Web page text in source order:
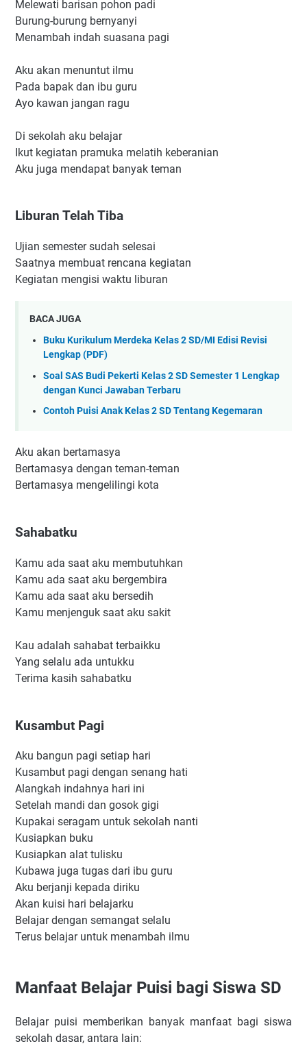
Melewati barisan pohon padi
Burung-burung bernyanyi
Menambah indah suasana pagi
Aku akan menuntut ilmu
Pada bapak dan ibu guru
Ayo kawan jangan ragu
Di sekolah aku belajar
Ikut kegiatan pramuka melatih keberanian
Aku juga mendapat banyak teman
Liburan Telah Tiba
Ujian semester sudah selesai
Saatnya membuat rencana kegiatan
Kegiatan mengisi waktu liburan
BACA JUGA
Buku Kurikulum Merdeka Kelas 2 SD/MI Edisi Revisi
Lengkap (PDF)
Soal SAS Budi Pekerti Kelas 2 SD Semester 1 Lengkap
dengan Kunci Jawaban Terbaru
Contoh Puisi Anak Kelas 2 SD Tentang Kegemaran
Aku akan bertamasya
Bertamasya dengan teman-teman
Bertamasya mengelilingi kota
Sahabatku
Kamu ada saat aku membutuhkan
Kamu ada saat aku bergembira
Kamu ada saat aku bersedih
Kamu menjenguk saat aku sakit
Kau adalah sahabat terbaikku
Yang selalu ada untukku
Terima kasih sahabatku
Kusambut Pagi
Aku bangun pagi setiap hari
Kusambut pagi dengan senang hati
Alangkah indahnya hari ini
Setelah mandi dan gosok gigi
Kupakai seragam untuk sekolah nanti
Kusiapkan buku
Kusiapkan alat tulisku
Kubawa juga tugas dari ibu guru
Aku berjanji kepada diriku
Akan kuisi hari belajarku
Belajar dengan semangat selalu
Terus belajar untuk menambah ilmu
Manfaat Belajar Puisi bagi Siswa SD
Belajar puisi memberikan banyak manfaat bagi siswa
sekolah dasar, antara lain: